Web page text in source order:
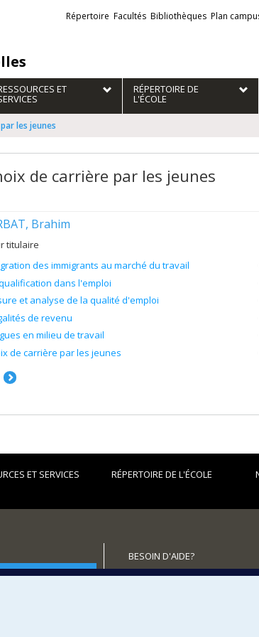
Liens
externes
Répertoire Facultés Bibliothèques Plan
ET RÉPERTOIRE DE
L'ÉCOLE
les jeunes
de carrière par les jeunes
Brahim
titulaire
des immigrants au marché du travail
dans l'emploi
et analyse de la qualité d'emploi
de revenu
en milieu de travail
de carrière par les jeunes
ET SERVICES RÉPERTOIRE DE L'ÉCOLE
BESOIN D'AIDE?
Plan du site